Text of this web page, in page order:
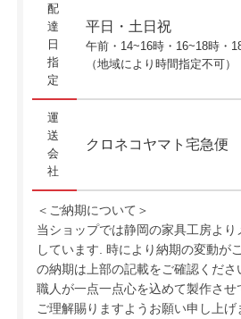
配
達
日
指
定
平日・土日祝
午前・14~16時・16~18時・
（地域により時間指定不可）
運
送
会
社
クロネコヤマト宅急便
＜ご納期について＞
当ショップでは静岡の家具工房よ
しています. 時により納期の変動が
の納期は上部の記載をご確認くださ
職人が一点一点心を込めて製作さ
ご理解賜りますようお願い申し上げ